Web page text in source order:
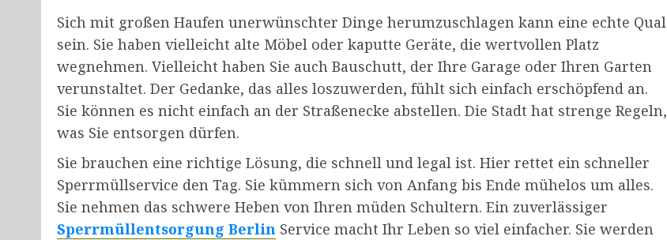
Sich mit großen Haufen unerwünschter Dinge herumzuschlagen kann eine echte Qual
sein. Sie haben vielleicht alte Möbel oder kaputte Geräte, die wertvollen Platz
wegnehmen. Vielleicht haben Sie auch Bauschutt, der Ihre Garage oder Ihren Garten
verunstaltet. Der Gedanke, das alles loszuwerden, fühlt sich einfach erschöpfend an.
Sie können es nicht einfach an der Straßenecke abstellen. Die Stadt hat strenge Regeln,
was Sie entsorgen dürfen.
Sie brauchen eine richtige Lösung, die schnell und legal ist. Hier rettet ein schneller
Sperrmüllservice den Tag. Sie kümmern sich von Anfang bis Ende mühelos um alles.
Sie nehmen das schwere Heben von Ihren müden Schultern. Ein zuverlässiger
Sperrmüllentsorgung Berlin Service macht Ihr Leben so viel einfacher. Sie werden